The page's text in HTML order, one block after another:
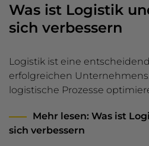
Was ist Logistik
sich verbessern
Logistik ist eine
erfolgreichen
logistische Prozesse
Mehr lesen: Was ist
sich verbessern